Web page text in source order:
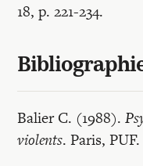
18, p. 221-234.
Balier C. (1988).
violents. Paris, PUF.